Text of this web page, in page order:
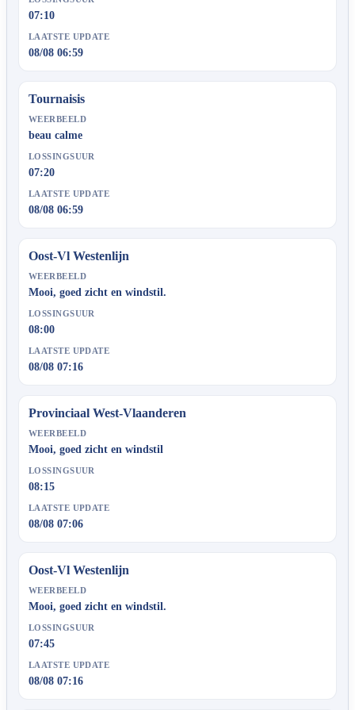
07:10
LAATSTE UPDATE
08/08 06:59
Tournaisis
WEERBEELD
beau calme
LOSSINGSUUR
07:20
LAATSTE UPDATE
08/08 06:59
Oost-Vl Westenlijn
WEERBEELD
Mooi, goed zicht en windstil.
LOSSINGSUUR
08:00
LAATSTE UPDATE
08/08 07:16
Provinciaal West-Vlaanderen
WEERBEELD
Mooi, goed zicht en windstil
LOSSINGSUUR
08:15
LAATSTE UPDATE
08/08 07:06
Oost-Vl Westenlijn
WEERBEELD
Mooi, goed zicht en windstil.
LOSSINGSUUR
07:45
LAATSTE UPDATE
08/08 07:16